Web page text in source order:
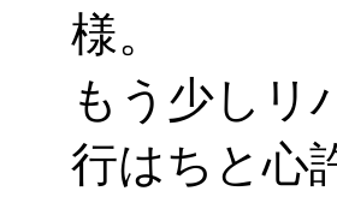
様。
もう少しリ
行はちと心